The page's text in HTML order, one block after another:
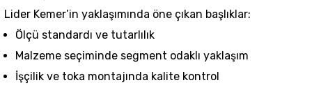
Lider Kemer’in yaklaşımında öne çıkan başlıklar:
Ölçü standardı ve tutarlılık
Malzeme seçiminde segment odaklı yaklaşım
İşçilik ve toka montajında kalite kontrol